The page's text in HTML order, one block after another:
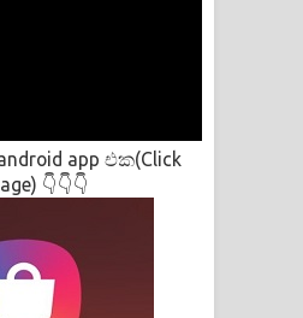
app එක(Click
👇👇👇